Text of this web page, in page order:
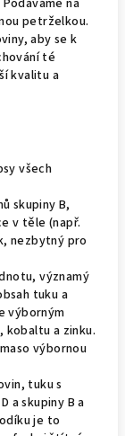
na
petrželkou.
aby se k
té
kvalitu a
všech
skupiny B,
v těle (např.
nezbytný pro
významý
tuku a
výborným
kobaltu a zinku.
výbornou
tuku s
a skupiny B a
je to